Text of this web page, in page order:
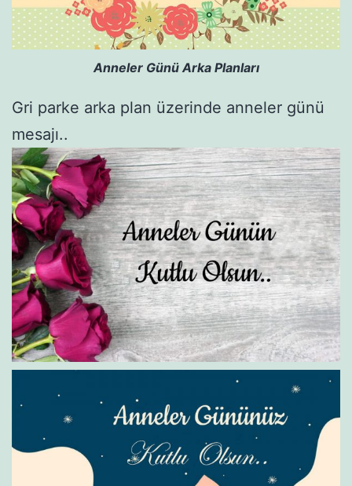
Anneler Günü Arka Planları
Gri parke arka plan üzerinde anneler günü
mesajı..